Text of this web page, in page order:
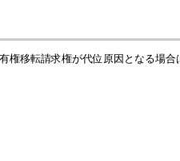
権移転請求権が代位原因となる場合